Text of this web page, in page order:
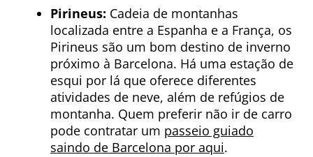
Pirineus: Cadeia de montanhas
localizada entre a Espanha e a França, os
Pirineus são um bom destino de inverno
próximo à Barcelona. Há uma estação de
esqui por lá que oferece diferentes
atividades de neve, além de refúgios de
montanha. Quem preferir não ir de carro
pode contratar um passeio guiado
saindo de Barcelona por aqui.